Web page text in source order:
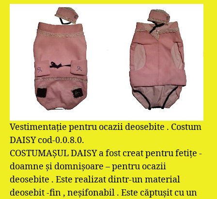
Vestimentaţie pentru ocazii deosebite . Costum
DAISY cod-0.0.8.0.
COSTUMAŞUL DAISY a fost creat pentru fetiţe -
doamne şi domnişoare – pentru ocazii
deosebite . Este realizat dintr-un material
deosebit -fin , neşifonabil . Este căptuşit cu un